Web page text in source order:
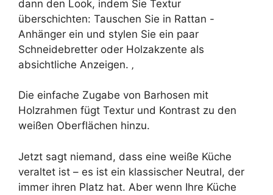
dann den Look, indem Sie Textur
überschichten: Tauschen Sie in Rattan -
Anhänger ein und stylen Sie ein paar
Schneidebretter oder Holzakzente als
absichtliche Anzeigen. ‚
Die einfache Zugabe von Barhosen mit
Holzrahmen fügt Textur und Kontrast zu den
weißen Oberflächen hinzu.
Jetzt sagt niemand, dass eine weiße Küche
veraltet ist – es ist ein klassischer Neutral, der
immer ihren Platz hat. Aber wenn Ihre Küche